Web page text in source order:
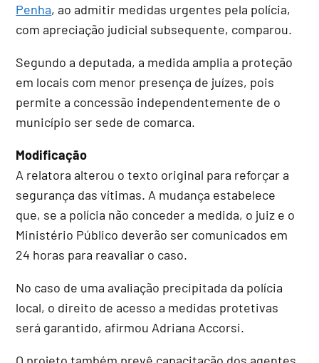
Penha, ao admitir medidas urgentes pela polícia,
com apreciação judicial subsequente, comparou.
Segundo a deputada, a medida amplia a proteção
em locais com menor presença de juízes, pois
permite a concessão independentemente de o
município ser sede de comarca.
Modificação
A relatora alterou o texto original para reforçar a
segurança das vítimas. A mudança estabelece
que, se a polícia não conceder a medida, o juiz e o
Ministério Público deverão ser comunicados em
24 horas para reavaliar o caso.
No caso de uma avaliação precipitada da polícia
local, o direito de acesso a medidas protetivas
será garantido, afirmou Adriana Accorsi.